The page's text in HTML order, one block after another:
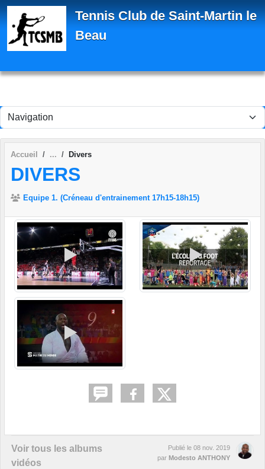
Tennis Club de Saint-Martin le
Beau
Accueil Divers
DIVERS
Equipe 1. (Créneau d'entrainement 17h15-18h15)
Voir tous les albums
vidéos
Publié le 08 nov. 2019
par Modesto ANTHONY
Panneau de gestion des cookies